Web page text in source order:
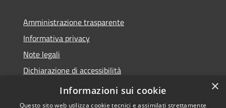
Amministrazione trasparente
Informativa privacy
Note legali
Dichiarazione di accessibilità
Feedback accessibilità
×
Informazioni sui cookie
Questo sito web utilizza cookie tecnici e assimilati strettamente